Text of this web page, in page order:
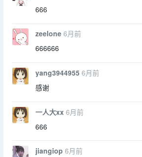
666
zeelone 6月前
666666
yang3944955 6月前
感谢
一人大xx 6月前
666
jiangiop 6月前